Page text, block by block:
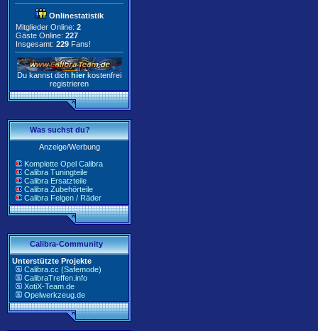
Onlinestatistik
Mitglieder Online: 2
Gäste Online: 227
Insgesamt: 229 Fans!
Du kannst dich hier kostenfrei
registrieren
Was suchst du?
Anzeige/Werbung
Komplette Opel Calibra
Calibra Tuningteile
Calibra Ersatzteile
Calibra Zubehörteile
Calibra Felgen / Räder
Calibra-Community
Unterstützte Projekte
Calibra.cc (Safemode)
CalibraTreffen.info
XotiX-Team.de
Opelwerkzeug.de